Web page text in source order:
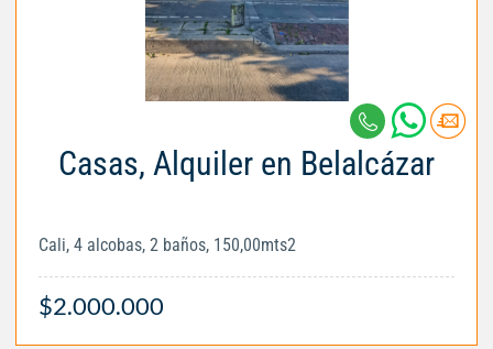
Casas, Alquiler en Belalcázar
Cali, 4 alcobas, 2 baños, 150,00mts2
$2.000.000